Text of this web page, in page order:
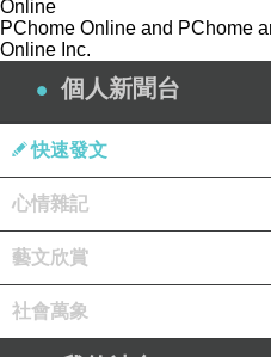
Online
PChome Online and PChome
Online Inc.
個人新聞台
快速發文
心情雜記
藝文欣賞
社會萬象